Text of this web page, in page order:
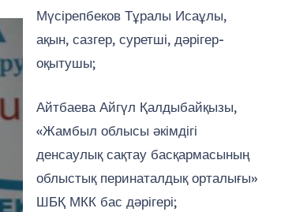
Мүсірепбеков Тұралы Исаұлы,
ақын, сазгер, суретші, дәрігер-
оқытушы;
Айтбаева Айгүл Қалдыбайқызы,
«Жамбыл облысы әкімдігі
денсаулық сақтау басқармасының
облыстық перинаталдық орталығы»
ШБҚ МКК бас дәрігері;